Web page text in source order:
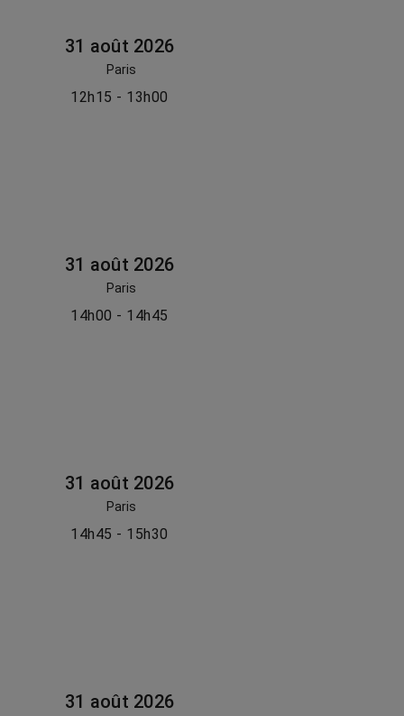
31 août 2026
Paris
12h15 - 13h00
31 août 2026
Paris
14h00 - 14h45
31 août 2026
Paris
14h45 - 15h30
31 août 2026